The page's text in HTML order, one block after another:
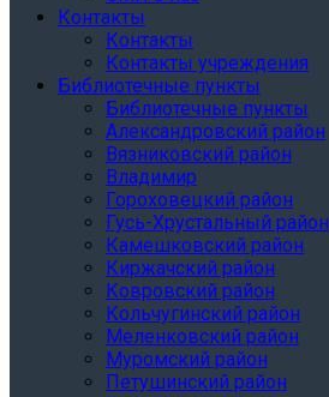
Контакты
Контакты
Контакты учреждения
Библиотечные пункты
Библиотечные пункты
Александровский район
Вязниковский район
Владимир
Гороховецкий район
Гусь-Хрустальный район
Камешковский район
Киржачский район
Ковровский район
Кольчугинский район
Меленковский район
Муромский район
Петушинский район